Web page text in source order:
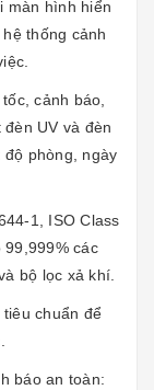
màn hình hiển
thống cảnh
cảnh báo,
UV và đèn
độ phòng, ngày
1, ISO Class
99,999% các
bộ lọc xả khí.
chuẩn để
báo an toàn: